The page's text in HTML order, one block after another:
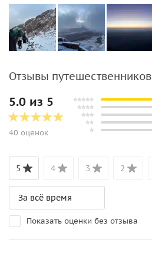
Отзывы путешественников
5.0 из 5
40 оценок
5 4 3 2
Показать оценки без отзыва